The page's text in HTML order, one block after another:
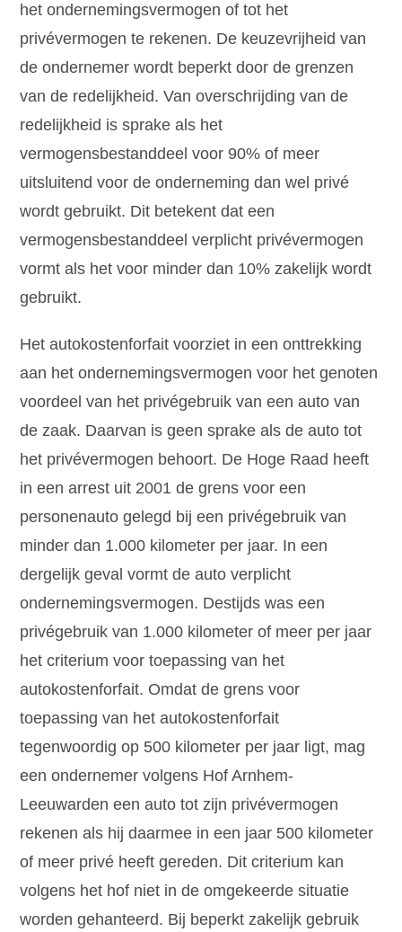
het ondernemingsvermogen of tot het
privévermogen te rekenen. De keuzevrijheid van
de ondernemer wordt beperkt door de grenzen
van de redelijkheid. Van overschrijding van de
redelijkheid is sprake als het
vermogensbestanddeel voor 90% of meer
uitsluitend voor de onderneming dan wel privé
wordt gebruikt. Dit betekent dat een
vermogensbestanddeel verplicht privévermogen
vormt als het voor minder dan 10% zakelijk wordt
gebruikt.
Het autokostenforfait voorziet in een onttrekking
aan het ondernemingsvermogen voor het genoten
voordeel van het privégebruik van een auto van
de zaak. Daarvan is geen sprake als de auto tot
het privévermogen behoort. De Hoge Raad heeft
in een arrest uit 2001 de grens voor een
personenauto gelegd bij een privégebruik van
minder dan 1.000 kilometer per jaar. In een
dergelijk geval vormt de auto verplicht
ondernemingsvermogen. Destijds was een
privégebruik van 1.000 kilometer of meer per jaar
het criterium voor toepassing van het
autokostenforfait. Omdat de grens voor
toepassing van het autokostenforfait
tegenwoordig op 500 kilometer per jaar ligt, mag
een ondernemer volgens Hof Arnhem-
Leeuwarden een auto tot zijn privévermogen
rekenen als hij daarmee in een jaar 500 kilometer
of meer privé heeft gereden. Dit criterium kan
volgens het hof niet in de omgekeerde situatie
worden gehanteerd. Bij beperkt zakelijk gebruik